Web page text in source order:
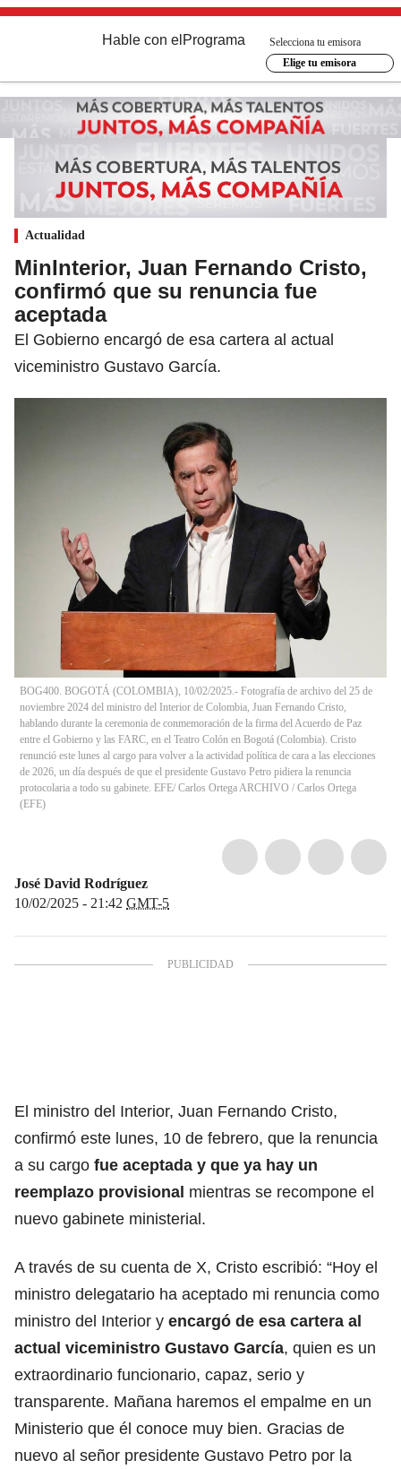
Hable con el Programa
Selecciona tu emisora
Elige tu emisora
Actualidad
MinInterior, Juan Fernando Cristo,
confirmó que su renuncia fue
aceptada
El Gobierno encargó de esa cartera al actual
viceministro Gustavo García.
BOG400. BOGOTÁ (COLOMBIA), 10/02/2025.- Fotografía de archivo del 25 de
noviembre 2024 del ministro del Interior de Colombia, Juan Fernando Cristo,
hablando durante la ceremonia de conmemoración de la firma del Acuerdo de Paz
entre el Gobierno y las FARC, en el Teatro Colón en Bogotá (Colombia). Cristo
renunció este lunes al cargo para volver a la actividad política de cara a las elecciones
de 2026, un día después de que el presidente Gustavo Petro pidiera la renuncia
protocolaria a todo su gabinete. EFE/ Carlos Ortega ARCHIVO / Carlos Ortega
(EFE)
José David Rodríguez
10/02/2025 - 21:42 GMT-5
El ministro del Interior, Juan Fernando Cristo,
confirmó este lunes, 10 de febrero, que la renuncia
a su cargo fue aceptada y que ya hay un
reemplazo provisional mientras se recompone el
nuevo gabinete ministerial.
A través de su cuenta de X, Cristo escribió: “Hoy el
ministro delegatario ha aceptado mi renuncia como
ministro del Interior y encargó de esa cartera al
actual viceministro Gustavo García, quien es un
extraordinario funcionario, capaz, serio y
transparente. Mañana haremos el empalme en un
Ministerio que él conoce muy bien. Gracias de
nuevo al señor presidente Gustavo Petro por la